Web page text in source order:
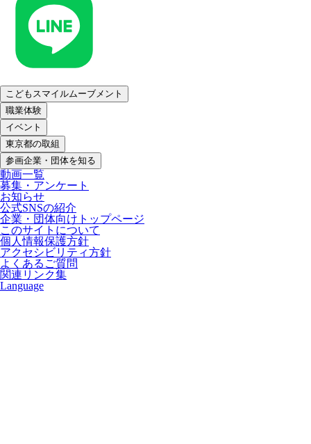
こどもスマイルムーブメント
職業体験
イベント
東京都の取組
参画企業・団体を知る
動画一覧
募集・アンケート
お知らせ
公式SNSの紹介
企業・団体向けトップページ
このサイトについて
個人情報保護方針
アクセシビリティ方針
よくあるご質問
関連リンク集
Language